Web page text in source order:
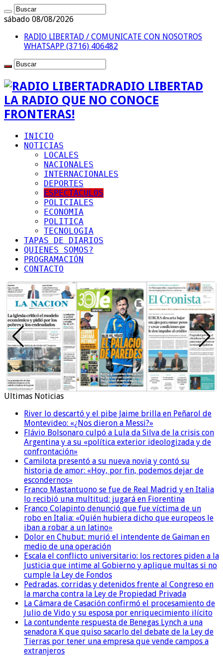
sábado 08/08/2026
RADIO LIBERTAD / COMUNICATE CON NOSOTROS
WHATSAPP (3716) 406482
RADIO LIBERTAD
LA RADIO QUE NO CONOCE
FRONTERAS!
INICIO
NOTICIAS
LOCALES
NACIONALES
INTERNACIONALES
DEPORTES
ESPECTACULOS
POLICIALES
ECONOMIA
POLITICA
TECNOLOGIA
TAPAS DE DIARIOS
QUIENES SOMOS?
PROGRAMACIÓN
CONTACTO
Ultimas Noticias
River lo descartó y el pibe Jaime brilla en Peñarol de
Montevideo: «¿Nos dieron a Messi?»
Flávio Bolsonaro culpó a Lula da Silva de la crisis con
Argentina y a su «política exterior ideologizada y de
confrontación»
Camilota presentó a su nueva novia y contó su
historia de amor: «Hoy, por fin, podemos dejar de
escondernos»
Franco Mastantuono se fue de Real Madrid y en Italia
lo recibió una multitud: jugará en Fiorentina
Franco Colapinto denunció que fue víctima de un
robo en Italia: «Quién hubiera dicho que europeos le
iban a robar a un latino»
Dolor en Chubut: murió el intendente de Gaiman en
medio de una operación
Escala el conflicto universitario: los rectores piden a la
Justicia que intime al Gobierno y aplique multas si no
cumple la Ley de Fondos
Pedradas, corridas y detenidos frente al Congreso en
la marcha contra la Ley de Propiedad Privada
La Cámara de Casación confirmó el procesamiento de
Julio de Vido y su esposa por enriquecimiento ilícito
La contundente respuesta de Benegas Lynch a una
senadora K que quiso sacarlo del debate de la Ley de
Tierras por tener una empresa que vende campos a
extranjeros